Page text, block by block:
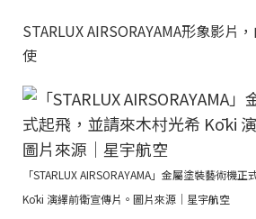
STARLUX AIRSORAYAMA形象影片
使
「STARLUX AIRSORAYAMA」金屬塗裝藝術機
Kōki 演繹前衛宣傳片。圖片來源｜星宇航空